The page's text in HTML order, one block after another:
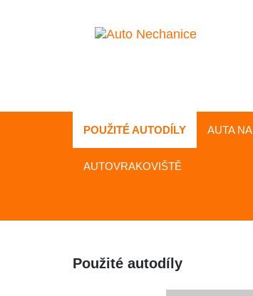
POUŽITÉ AUTODÍLY AUTA NA
AUTOVRAKOVIŠTĚ
Použité autodíly